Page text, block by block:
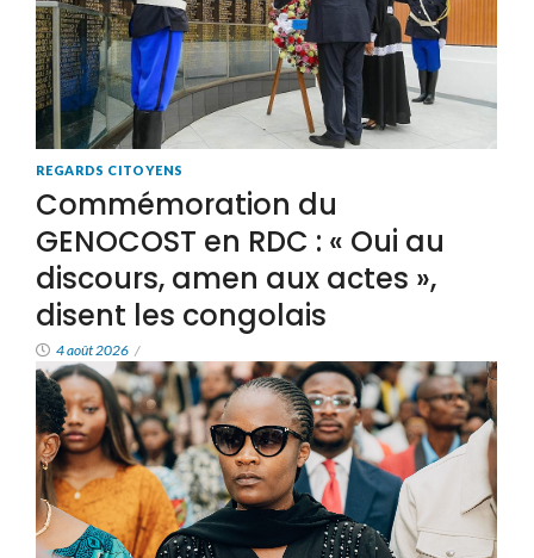
REGARDS CITOYENS
Commémoration du
GENOCOST en RDC : « Oui au
discours, amen aux actes »,
disent les congolais
4 août 2026 /